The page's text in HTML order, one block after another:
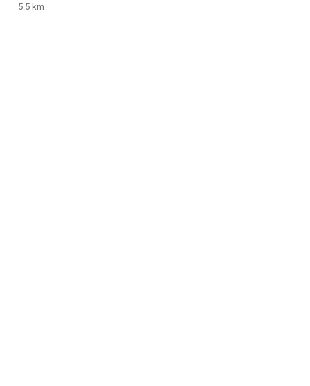
5.5 km